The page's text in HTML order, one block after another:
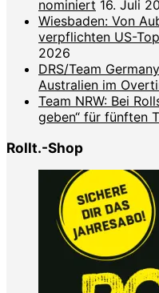
nominiert 16. Juli
Wiesbaden: Von
verpflichten US-
2026
DRS/Team
Australien im
Team NRW: Bei
geben“ für fünften
Rollt.-Shop